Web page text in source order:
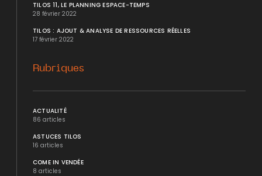
TILOS 11, LE PLANNING ESPACE-TEMPS
28 février 2022
TILOS : AJOUT & ANALYSE DE RESSOURCES RÉELLES
17 février 2022
Rubriques
ACTUALITÉ
86 articles
ASTUCES TILOS
16 articles
COME IN VENDÉE
8 articles